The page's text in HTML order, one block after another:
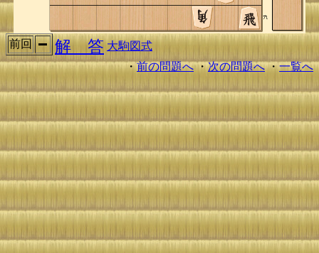
前回 解 答 大駒図式
・前の問題へ・次の問題へ・一覧へ